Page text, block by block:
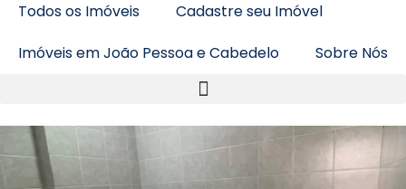
Todos os Imóveis
Cadastre seu Imóvel
Imóveis em João Pessoa e Cabedelo
Sobre Nós